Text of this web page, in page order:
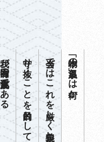
「本物の温泉」とは何か。
当会ではこれを厳しく定義し、
我が国固有の温泉文化である